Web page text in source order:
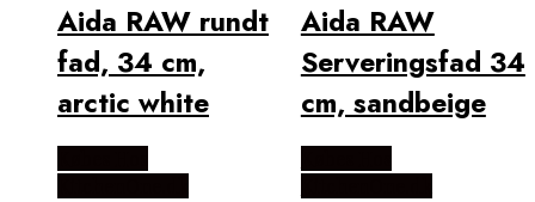
Aida RAW rundt
fad, 34 cm,
arctic white
Aida RAW
Serveringsfad 34
cm, sandbeige